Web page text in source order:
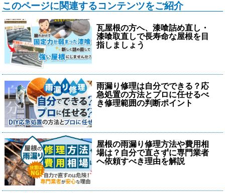
このページに関連するコンテンツをご紹介
瓦屋根の方へ、漆喰詰め直し・
漆喰取直しで長寿命な屋根を目
指しましょう
雨漏り修理は自分でできる？応
急処置の方法とプロに任せるべ
き修理範囲の判断ポイント
屋根の雨漏り修理方法や費用相
場は？自分で直さずに専門業者
へ依頼すべき理由を解説